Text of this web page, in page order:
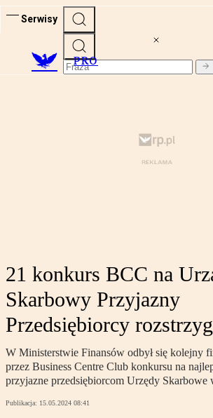
Serwisy
PRO
21 konkurs BCC na
Skarbowy Przyjazny
Przedsiębiorcy
W Ministerstwie Finansów odbył się kolejny
przez Business Centre Club konkursu na
przyjazne przedsiębiorcom Urzędy Skarbowe
Publikacja: 15.05.2024 08:41